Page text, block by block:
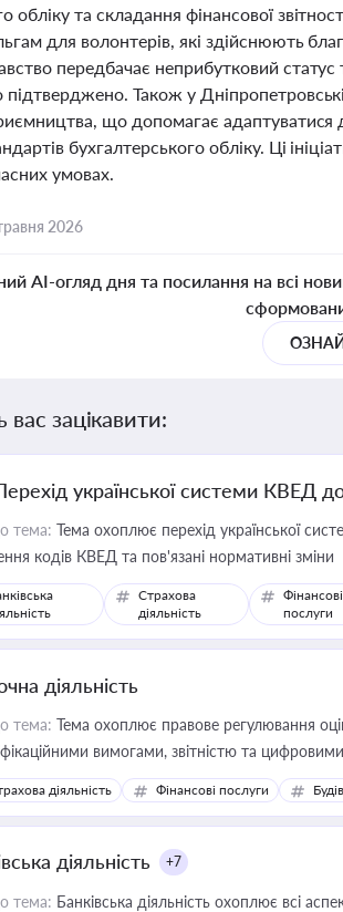
обліку та складання фінансової
для волонтерів, які здійснюють
передбачає неприбутковий
Також у
що допомагає адаптуватися
бухгалтерського обліку. Ці
умовах.
2026
AI-огляд дня та посилання на всі
зацікавити:
української системи КВЕД
тема: Тема охоплює перехід української
кодів КВЕД та пов'язані нормативні зміни
Страхова
діяльність
Фінансові
послуги
діяльність
тема: Тема охоплює правове регулювання
вимогами, звітністю та
змін у цій сфері корисне для власника
оренди державного майна,
діяльність Фінансові послуги
діяльність +7
тема: Банківська діяльність охоплює всі